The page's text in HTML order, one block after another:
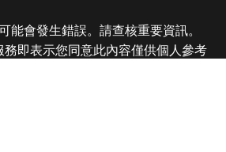
能會發生錯誤。請查核重要資訊。
即表示您同意此內容僅供個人參考